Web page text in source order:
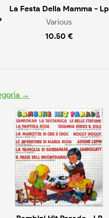
La Festa Della Mamma - Lp
Various
10.50 €
→